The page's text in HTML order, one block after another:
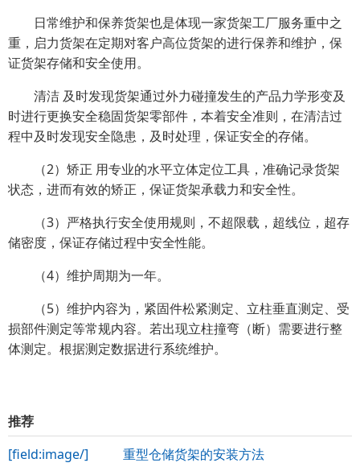
日常维护和保养货架也是体现一家货架工厂服务重中之
重，启力货架在定期对客户高位货架的进行保养和维护，保
证货架存储和安全使用。
清洁 及时发现货架通过外力碰撞发生的产品力学形变及
时进行更换安全稳固货架零部件，本着安全准则，在清洁过
程中及时发现安全隐患，及时处理，保证安全的存储。
（2）矫正 用专业的水平立体定位工具，准确记录货架
状态，进而有效的矫正，保证货架承载力和安全性。
（3）严格执行安全使用规则，不超限载，超线位，超存
储密度，保证存储过程中安全性能。
（4）维护周期为一年。
（5）维护内容为，紧固件松紧测定、立柱垂直测定、受
损部件测定等常规内容。若出现立柱撞弯（断）需要进行整
体测定。根据测定数据进行系统维护。
推荐
[field:image/]
重型仓储货架的安装方法